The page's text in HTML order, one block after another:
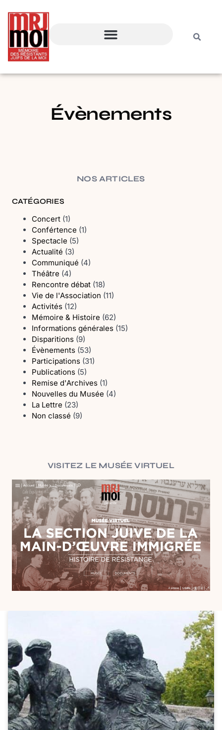
Évènements
NOS ARTICLES
CATÉGORIES
Concert (1)
Confértence (1)
Spectacle (5)
Actualité (3)
Communiqué (4)
Théâtre (4)
Rencontre débat (18)
Vie de l'Association (11)
Activités (12)
Mémoire & Histoire (62)
Informations générales (15)
Disparitions (9)
Évènements (53)
Participations (31)
Publications (5)
Remise d'Archives (1)
Nouvelles du Musée (4)
La Lettre (23)
Non classé (9)
VISITEZ LE MUSÉE VIRTUEL